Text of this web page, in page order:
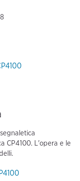
CP4100. L'opera e le